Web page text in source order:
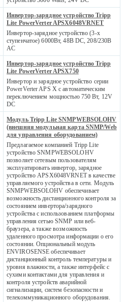
Инвертор-зарядное устройство Tripp
Lite PowerVerter APSX6048VRNET
Инвертор-зарядное устройство (3-х
ступенчатое) 6000Вт, 48В DC, 208/230В
AC
Инвертор-зарядное устройство Tripp
Lite PowerVerter APSX750
Инвертор и зарядное устройство серии
PowerVerter APS X с автоматическим
переключением мощностью 750 Вт, 12V
DC
Модуль Tripp Lite SNMPWEBSOLOHV
(внешняя модульная карта SNMP/Web
для управления оборудованием)
Предлагаемое компанией Tripp Lite
устройство SNMPWEBSOLOHV
позволяет сетевым пользователям
эксплуатировать инвертор, зарядное
устройство APSX6048VRNET в качестве
управляемого устройства в сети. Модуль
SNMPWEBSOLOHV обеспечивает
возможность дистанционного контроля за
состоянием инвертора/зарядного
устройства с использованием платформы
управления сетью SNMP или веб-
браузера, а также возможность
удаленного просмотра информации о его
состоянии. Опциональный модуль
ENVIROSENSE обеспечивает
дистанционный контроль температуры и
уровня влажности, а также интерфейс с
сухими контактами для управления и
контроля устройств аварийной
сигнализации, систем безопасности и
телекоммуникационного оборудования.